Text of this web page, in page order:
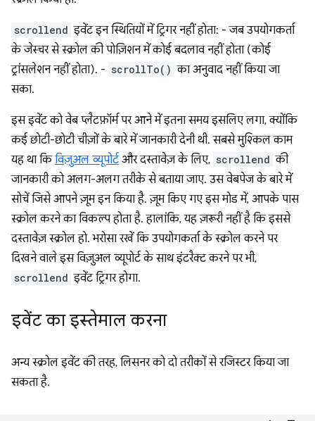
scrollend इवेंट इन स्थितियों में ट्रिगर नहीं होता: - जब उपयोगकर्ता
के जेस्चर से स्क्रोल की पोज़िशन में कोई बदलाव नहीं होता (कोई
ट्रांसलेशन नहीं होता). - scrollTo() का अनुवाद नहीं किया जा
सका.
इस इवेंट को वेब प्लैटफ़ॉर्म पर आने में इतना समय इसलिए लगा, क्योंकि
कई छोटी-छोटी चीज़ों के बारे में जानकारी देनी थी. सबसे मुश्किल काम
यह था किविज़ुअल व्यूपोर्टऔर दस्तावेज़ के लिए, scrollend की
जानकारी को अलग-अलग तरीके से बताया जाए. उस वेबपेज के बारे में
सोचें जिसे आपने ज़ूम इन किया है. ज़ूम किए गए इस मोड में, आपके पास
स्क्रोल करने का विकल्प होता है. हालांकि, यह ज़रूरी नहीं है कि इससे
दस्तावेज़ स्क्रोल हो. भरोसा रखें कि उपयोगकर्ता के स्क्रोल करने पर
दिखने वाले इस विज़ुअल व्यूपोर्ट के साथ इंटरैक्ट करने पर भी,
scrollend इवेंट ट्रिगर होगा.
इवेंट का इस्तेमाल करना
अन्य स्क्रोल इवेंट की तरह, लिसनर को दो तरीकों से रजिस्टर किया जा
सकता है.